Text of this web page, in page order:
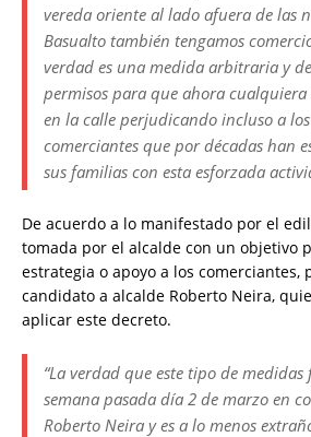
vereda oriente al lado afuera de las
Basualto también tengamos
verdad es una medida arbitraria y
permisos para que ahora
en la calle perjudicando incluso a
comerciantes que por décadas han
sus familias con esta esforzada
De acuerdo a lo manifestado por el
tomada por el alcalde con un objetivo
estrategia o apoyo a los comerciantes,
candidato a alcalde Roberto Neira,
aplicar este decreto.
“La verdad que este tipo de
semana pasada día 2 de marzo en
Roberto Neira y es a lo menos